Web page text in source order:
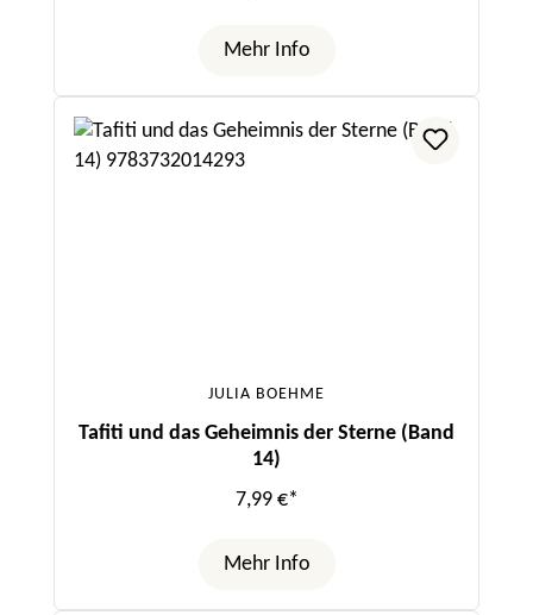
Mehr Info
JULIA BOEHME
Tafiti und das Geheimnis der Sterne (Band
14)
7,99 €*
Mehr Info